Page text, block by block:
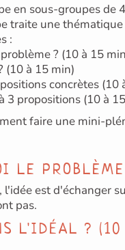
en sous-groupes de
traite une
:
? (10 à 15
(10 à 15 min)
concrètes (10
3 propositions (10 à
faire une mini-
LE
l'idée est d'échanger
pas.
L'IDÉAL ?